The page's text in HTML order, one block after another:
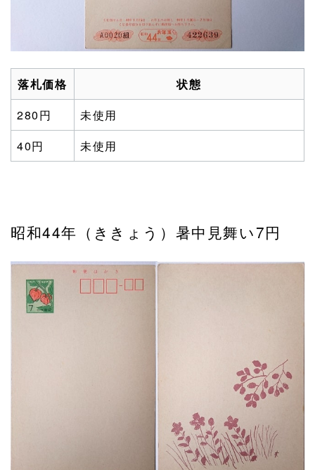
落札価格
状態
280円
未使用
40円
未使用
昭和44年（ききょう）暑中見舞い7円